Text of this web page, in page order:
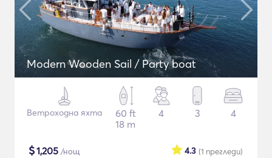
Modern Wooden Sail / Party boat
Ветроходна яхта
60 ft
18 m
4 3 4
$1,205 /нощ (1 прегледи)
4.3